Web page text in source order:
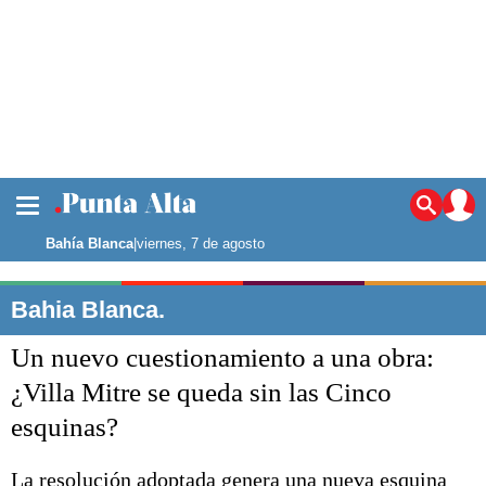
Punta Alta
Lo último
De interés
Noticias
Bahía Blanca
Punta Alta
Bahía Blanca|viernes, 7 de agosto
Bahia Blanca.
Un nuevo cuestionamiento a una obra:
¿Villa Mitre se queda sin las Cinco
esquinas?
La resolución adoptada genera una nueva esquina